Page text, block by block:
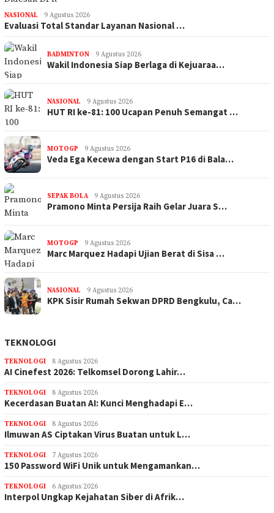
NASIONAL 9 Agustus 2026
Evaluasi Total Standar Layanan Nasional …
BADMINTON 9 Agustus 2026
Wakil Indonesia Siap Berlaga di Kejuaraa…
NASIONAL 9 Agustus 2026
HUT RI ke-81: 100 Ucapan Penuh Semangat …
MOTOGP 9 Agustus 2026
Veda Ega Kecewa dengan Start P16 di Bala…
SEPAK BOLA 9 Agustus 2026
Pramono Minta Persija Raih Gelar Juara S…
MOTOGP 9 Agustus 2026
Marc Marquez Hadapi Ujian Berat di Sisa …
NASIONAL 9 Agustus 2026
KPK Sisir Rumah Sekwan DPRD Bengkulu, Ca…
TEKNOLOGI
TEKNOLOGI 8 Agustus 2026
AI Cinefest 2026: Telkomsel Dorong Lahir…
TEKNOLOGI 8 Agustus 2026
Kecerdasan Buatan AI: Kunci Menghadapi E…
TEKNOLOGI 8 Agustus 2026
Ilmuwan AS Ciptakan Virus Buatan untuk L…
TEKNOLOGI 7 Agustus 2026
150 Password WiFi Unik untuk Mengamankan…
TEKNOLOGI 6 Agustus 2026
Interpol Ungkap Kejahatan Siber di Afrik…